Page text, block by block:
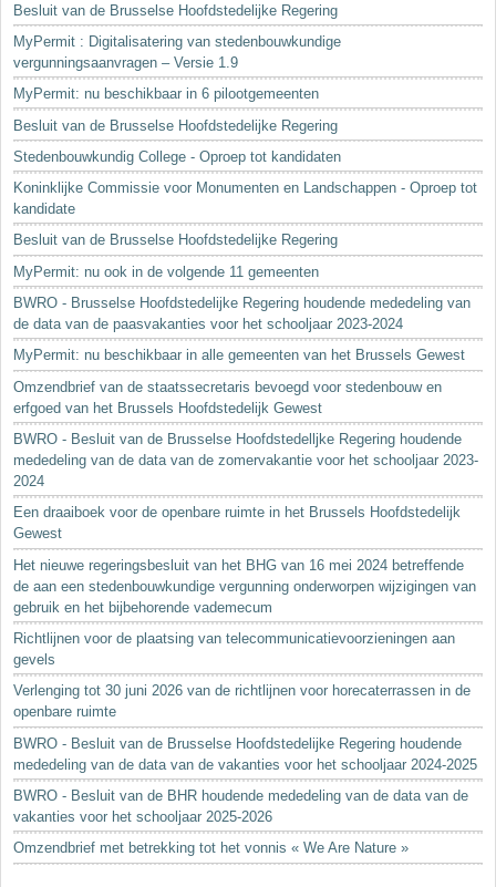
Besluit van de Brusselse Hoofdstedelijke Regering
MyPermit : Digitalisatering van stedenbouwkundige
vergunningsaanvragen – Versie 1.9
MyPermit: nu beschikbaar in 6 pilootgemeenten
Besluit van de Brusselse Hoofdstedelijke Regering
Stedenbouwkundig College - Oproep tot kandidaten
Koninklijke Commissie voor Monumenten en Landschappen - Oproep tot
kandidate
Besluit van de Brusselse Hoofdstedelijke Regering
MyPermit: nu ook in de volgende 11 gemeenten
BWRO - Brusselse Hoofdstedelijke Regering houdende mededeling van
de data van de paasvakanties voor het schooljaar 2023-2024
MyPermit: nu beschikbaar in alle gemeenten van het Brussels Gewest
Omzendbrief van de staatssecretaris bevoegd voor stedenbouw en
erfgoed van het Brussels Hoofdstedelijk Gewest
BWRO - Besluit van de Brusselse Hoofdstedelljke Regering houdende
mededeling van de data van de zomervakantie voor het schooljaar 2023-
2024
Een draaiboek voor de openbare ruimte in het Brussels Hoofdstedelijk
Gewest
Het nieuwe regeringsbesluit van het BHG van 16 mei 2024 betreffende
de aan een stedenbouwkundige vergunning onderworpen wijzigingen van
gebruik en het bijbehorende vademecum
Richtlijnen voor de plaatsing van telecommunicatievoorzieningen aan
gevels
Verlenging tot 30 juni 2026 van de richtlijnen voor horecaterrassen in de
openbare ruimte
BWRO - Besluit van de Brusselse Hoofdstedelijke Regering houdende
mededeling van de data van de vakanties voor het schooljaar 2024-2025
BWRO - Besluit van de BHR houdende mededeling van de data van de
vakanties voor het schooljaar 2025-2026
Omzendbrief met betrekking tot het vonnis « We Are Nature »